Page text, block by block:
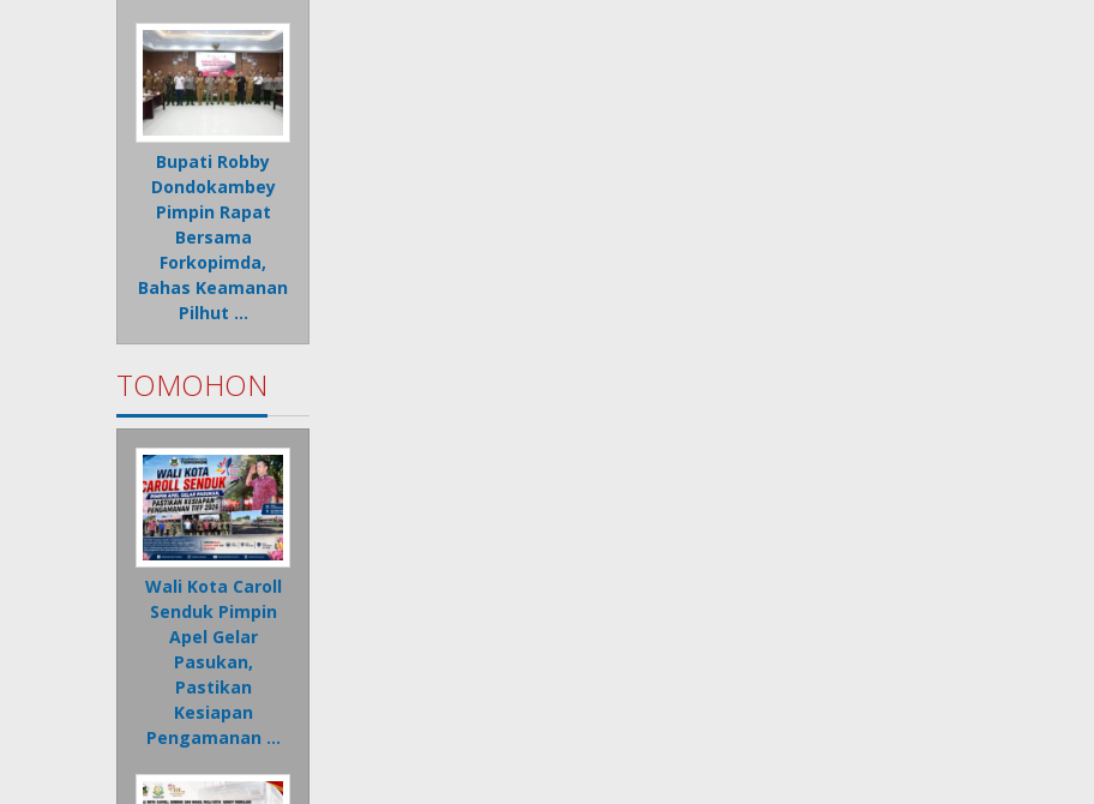
Bupati Robby
Dondokambey
Pimpin Rapat
Bersama
Forkopimda,
Bahas Keamanan
Pilhut …
TOMOHON
Wali Kota Caroll
Senduk Pimpin
Apel Gelar
Pasukan,
Pastikan
Kesiapan
Pengamanan …